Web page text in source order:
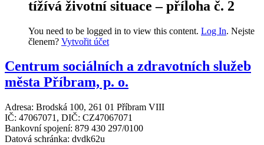
tížívá životní situace – příloha č. 2
You need to be logged in to view this content. Log In. Nejste
členem? Vytvořit účet
Centrum sociálních a zdravotních služeb
města Příbram, p. o.
Adresa: Brodská 100, 261 01 Příbram VIII
IČ: 47067071, DIČ: CZ47067071
Bankovní spojení: 879 430 297/0100
Datová schránka: dvdk62u